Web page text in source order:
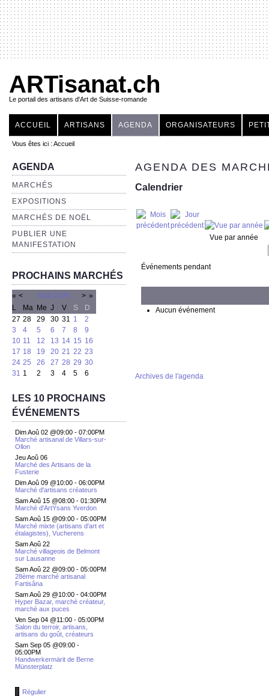
ARTisanat.ch
Le portail des artisans d'Art de Suisse-romande
ACCUEIL ARTISANS AGENDA ORGANISATEURS
Vous êtes ici : Accueil
AGENDA
MARCHÉS
EXPOSITIONS
MARCHÉS DE NOËL
PUBLIER UNE
MANIFESTATION
PROCHAINS MARCHÉS
« < Août 2026 > »
L
Ma Me J V S
D
27 28 29 30 31 1
2
3
4 5 6 7 8
9
10 11 12 13 14 15 16
17 18 19 20 21 22 23
24 25 26 27 28 29 30
31 1 2 3 4 5 6
LES 10 PROCHAINS
ÉVÉNEMENTS
Dim Aoû 02 @09:00 - 07:00PM
Marché artisanal de Villars-sur-
Ollon
Jeu Aoû 06
Marché des Artisans de la
Fusterie
Dim Aoû 09 @10:00 - 06:00PM
Marché d'artisans créateurs
Sam Aoû 15 @08:00 - 01:30PM
Marché d'ArtYsans Yverdon
Sam Aoû 15 @09:00 - 05:00PM
Marché mixte (artisans d'art et
étalagistes), Vucherens
Sam Aoû 22
Marché villageois de Belmont
sur Lausanne
Sam Aoû 22 @09:00 - 05:00PM
28ème marché artisanal
Fartisâna
Sam Aoû 29 @10:00 - 04:00PM
Hyper Bazar, marché créateur,
marché aux puces
Ven Sep 04 @11:00 - 05:00PM
Salon du terroir, artisans,
artisans du goût, créateurs
Sam Sep 05 @09:00 -
05:00PM
Handwerkermärit de Berne
Münsterplatz
Régulier
AGENDA DES
Calendrier
Vue par année
Événements pendant
Aucun événement
Archives de l'agenda